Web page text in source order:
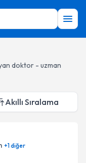
doktor - uzman
Akıllı Sıralama
+1diğer